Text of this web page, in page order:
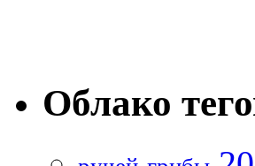
Облако